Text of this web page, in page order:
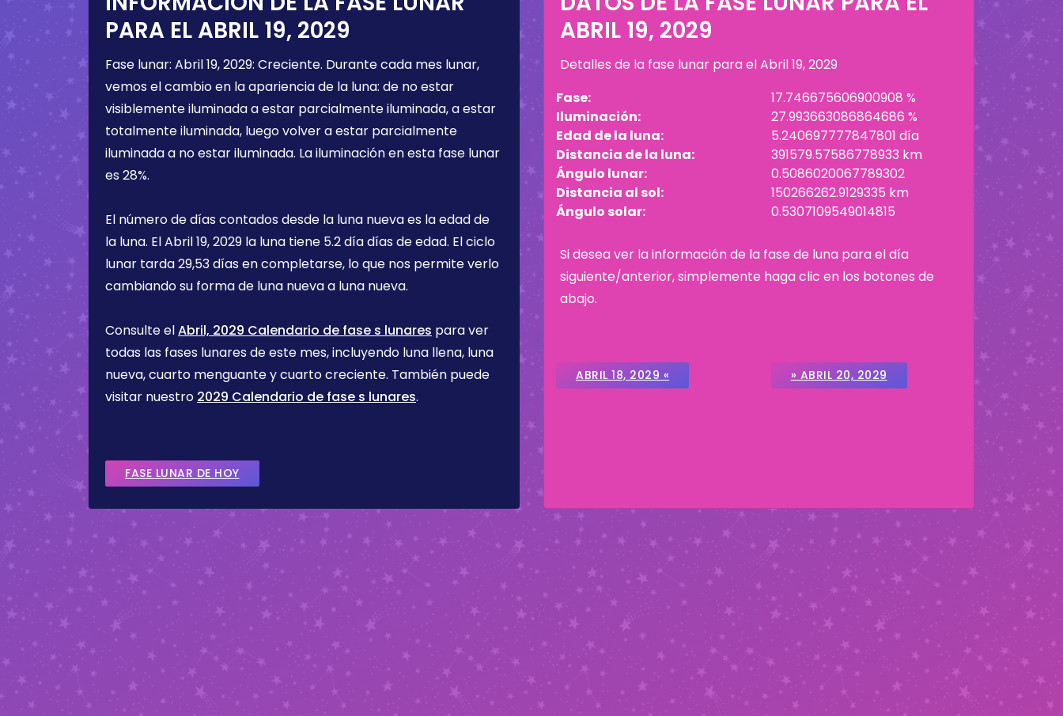
PARA EL ABRIL 19, 2029
Fase lunar: Abril 19, 2029: Creciente. Durante cada mes lunar,
vemos el cambio en la apariencia de la luna: de no estar
visiblemente iluminada a estar parcialmente iluminada, a estar
totalmente iluminada, luego volver a estar parcialmente
iluminada a no estar iluminada. La iluminación en esta fase lunar
es 28%.
El número de días contados desde la luna nueva es la edad de
la luna. ElAbril 19, 2029 la luna tiene 5.2 díadías de edad. El ciclo
lunar tarda 29,53 días en completarse, lo que nos permite verlo
cambiando su forma de luna nueva a luna nueva.
Consulte elAbril, 2029 Calendario de fase s lunares para ver
todas las fases lunares de este mes, incluyendo luna llena, luna
nueva, cuarto menguante y cuarto creciente. También puede
visitar nuestro 2029 Calendario de fase s lunares.
FASE LUNAR DE HOY
ABRIL 19, 2029
Detalles de la fase lunar para elAbril 19, 2029
Fase:
17.746675606900908 %
Iluminación:
27.993663086864686 %
Edad de la luna:
5.240697777847801 día
Distancia de la luna:
391579.57586778933 km
Ángulo lunar:
0.5086020067789302
Distancia al sol:
150266262.9129335 km
Ángulo solar:
0.5307109549014815
Si desea ver la información de la fase de luna para el día
siguiente/anterior, simplemente haga clic en los botones de
abajo.
ABRIL 18, 2029 « » ABRIL 20, 2029